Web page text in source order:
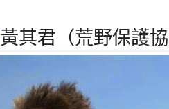
黃其君（荒野保護